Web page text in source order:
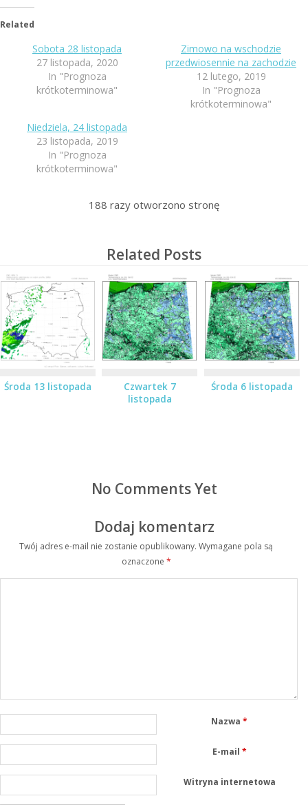
Related
Sobota 28 listopada
27 listopada, 2020
In "Prognoza
krótkoterminowa"
Zimowo na wschodzie
przedwiosennie na zachodzie
12 lutego, 2019
In "Prognoza
krótkoterminowa"
Niedziela, 24 listopada
23 listopada, 2019
In "Prognoza
krótkoterminowa"
188 razy otworzono stronę
Related Posts
Środa 13 listopada
Czwartek 7
listopada
Środa 6 listopada
No Comments Yet
Dodaj komentarz
Twój adres e-mail nie zostanie opublikowany. Wymagane pola są
oznaczone *
Nazwa*
E-mail *
Witryna internetowa